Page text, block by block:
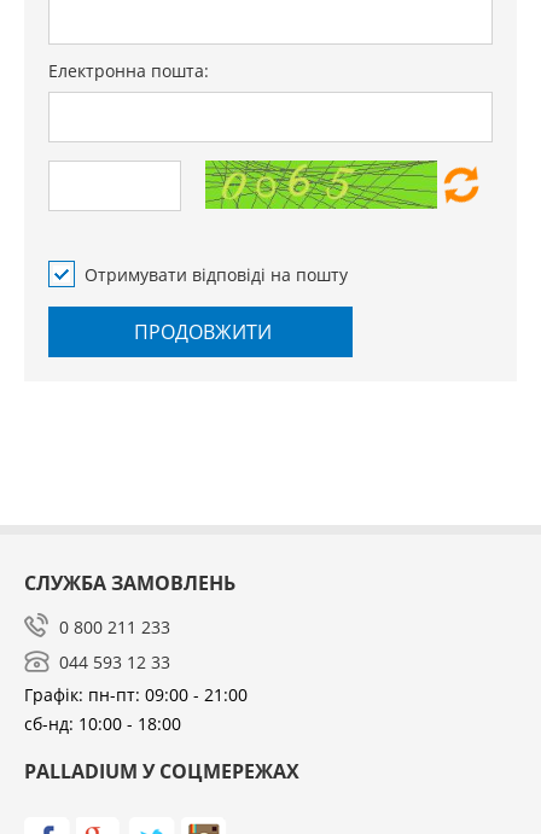
Електронна пошта:
Отримувати відповіді на пошту
ПРОДОВЖИТИ
СЛУЖБА ЗАМОВЛЕНЬ
0 800 211 233
044 593 12 33
Графік: пн-пт: 09:00 - 21:00
сб-нд: 10:00 - 18:00
PALLADIUM У СОЦМЕРЕЖАХ